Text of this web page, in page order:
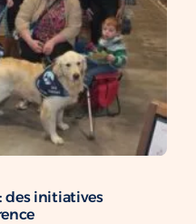
des initiatives